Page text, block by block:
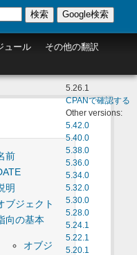
ュール
その他の翻訳
検索 Google検索
5.26.1
CPANで確認する
Other versions:
5.42.0
5.40.0
5.38.0
5.36.0
5.34.0
5.32.0
5.30.0
5.28.0
5.24.1
5.22.1
5.20.1
前
明
ブジェクト
向の基本
オブジ